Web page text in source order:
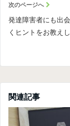
次のページへ
発達障害者にも出
くヒントをお教え
関連記事